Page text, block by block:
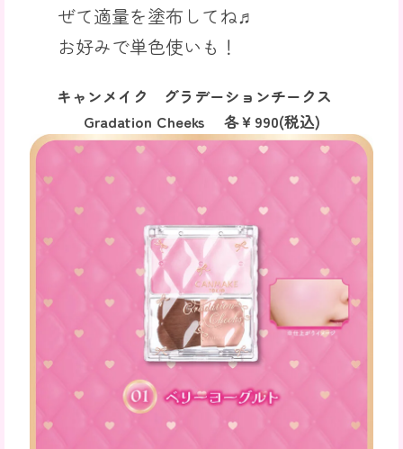
ぜて適量を塗布してね♬
お好みで単色使いも！
キャンメイク グラデーションチークス
Gradation Cheeks 各￥990(税込)